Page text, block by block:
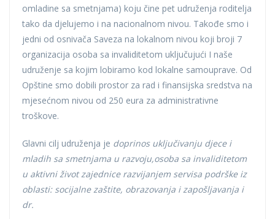
omladine sa smetnjama) koju čine pet udruženja roditelja
tako da djelujemo i na nacionalnom nivou. Takođe smo i
jedni od osnivača Saveza na lokalnom nivou koji broji 7
organizacija osoba sa invaliditetom uključujući I naše
udruženje sa kojim lobiramo kod lokalne samouprave. Od
Opštine smo dobili prostor za rad i finansijska sredstva na
mjesećnom nivou od 250 eura za administrativne
troškove.
Glavni cilj udruženja je doprinos uključivanju djece i
mladih sa smetnjama u razvoju,osoba sa invaliditetom
u aktivni život zajednice razvijanjem servisa podrške iz
oblasti: socijalne zaštite, obrazovanja i zapošljavanja i
dr.